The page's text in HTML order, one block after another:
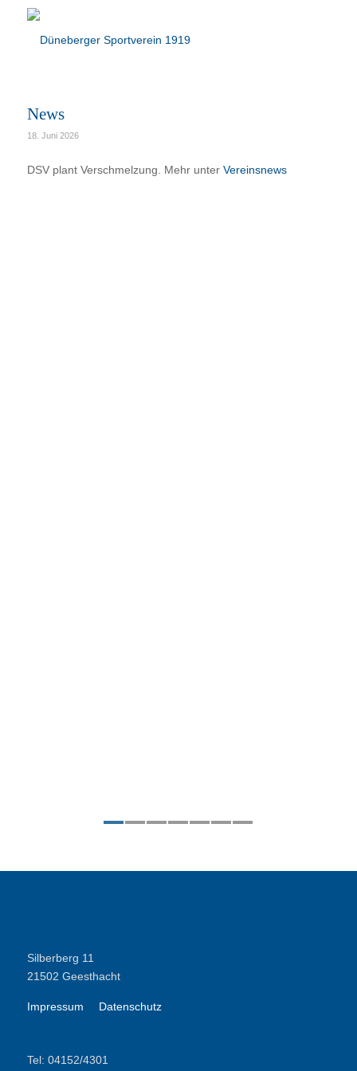
News
18. Juni 2026
DSV plant Verschmelzung. Mehr unter Vereinsnews
1 2 3 4
Silberberg 11
21502 Geesthacht
Impressum Datenschutz
Tel: 04152/4301